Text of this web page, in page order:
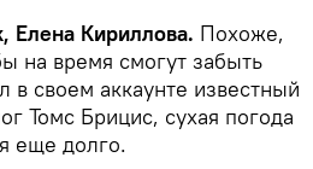
Елена Кириллова. Похоже,
на время смогут забыть
в своем аккаунте известный
Томс Брицис, сухая погода
еще долго.